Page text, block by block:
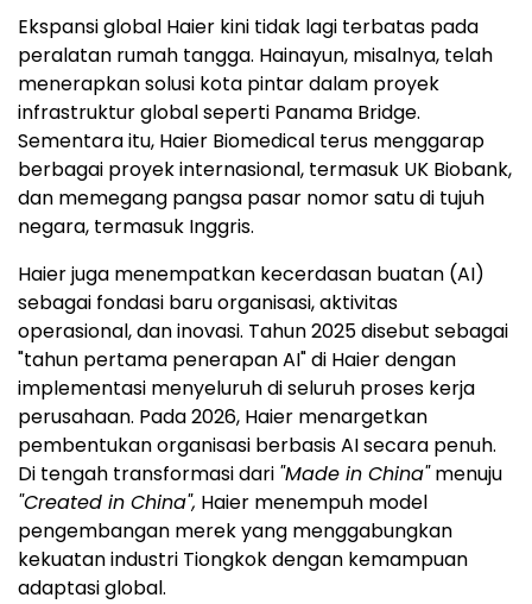
Ekspansi global Haier kini tidak lagi terbatas pada
peralatan rumah tangga. Hainayun, misalnya, telah
menerapkan solusi kota pintar dalam proyek
infrastruktur global seperti Panama Bridge.
Sementara itu, Haier Biomedical terus menggarap
berbagai proyek internasional, termasuk UK Biobank,
dan memegang pangsa pasar nomor satu di tujuh
negara, termasuk Inggris.
Haier juga menempatkan kecerdasan buatan (AI)
sebagai fondasi baru organisasi, aktivitas
operasional, dan inovasi. Tahun 2025 disebut sebagai
"tahun pertama penerapan AI" di Haier dengan
implementasi menyeluruh di seluruh proses kerja
perusahaan. Pada 2026, Haier menargetkan
pembentukan organisasi berbasis AI secara penuh.
Di tengah transformasi dari "Made in China"menuju
"Created in China", Haier menempuh model
pengembangan merek yang menggabungkan
kekuatan industri Tiongkok dengan kemampuan
adaptasi global.